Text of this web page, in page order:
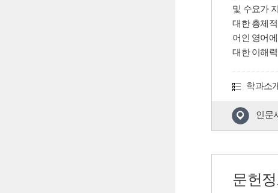
및 수요가
대한 총체
어인 영어
대한 이해
학과소
인문
문헌